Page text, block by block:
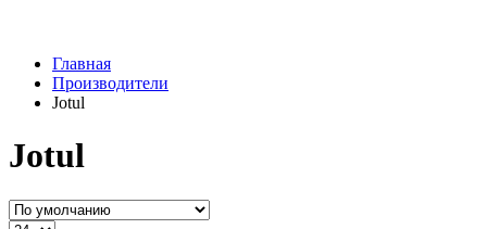
Главная
Производители
Jotul
Jotul